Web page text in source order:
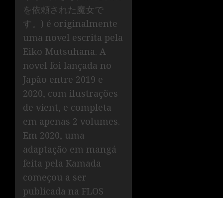
を依頼された魔女で
す。) é originalmente
uma novel escrita pela
Eiko Mutsuhana. A
novel foi lançada no
Japão entre 2019 e
2020, com ilustrações
de vient, e completa
em apenas 2 volumes.
Em 2020, uma
adaptação em mangá
feita pela Kamada
começou a ser
publicada na FLOS